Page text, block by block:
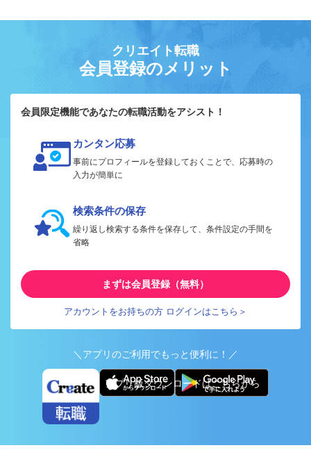
クリエイト転職
会員登録のメリット
会員限定機能であなたの転職活動をアシスト！
カンタン応募
事前にプロフィールを登録しておくことで、応募時の
入力が簡単に
検索条件の保存
繰り返し検索する条件を保存して、条件設定の手間を
省略
まずは会員登録（無料）
アカウントをお持ちの方 ログインはこちら＞
＼アプリのご利用でもっと便利に！／
アプリ版ダウンロードはこちらから